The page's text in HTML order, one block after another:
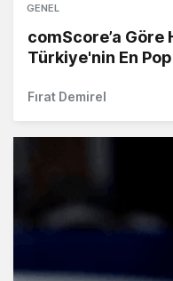
GENEL
comScore’a Göre
Türkiye'nin En
Fırat Demirel